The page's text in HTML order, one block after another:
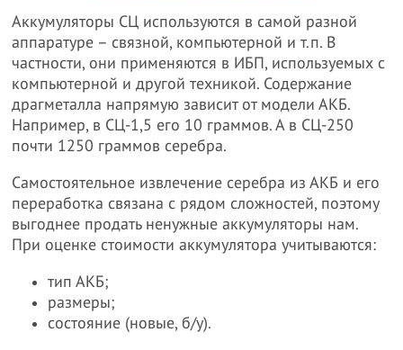
Аккумуляторы СЦ используются в самой разной
аппаратуре – связной, компьютерной и т.п. В
частности, они применяются в ИБП, используемых с
компьютерной и другой техникой. Содержание
драгметалла напрямую зависит от модели АКБ.
Например, в СЦ-1,5 его 10 граммов. А в СЦ-250
почти 1250 граммов серебра.
Самостоятельное извлечение серебра из АКБ и его
переработка связана с рядом сложностей, поэтому
выгоднее продать ненужные аккумуляторы нам.
При оценке стоимости аккумулятора учитываются:
тип АКБ;
размеры;
состояние (новые, б/у).